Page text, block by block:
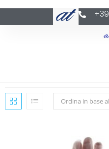
Ordina in base